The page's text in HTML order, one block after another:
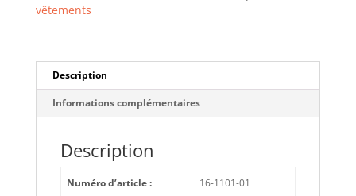
TAILLE
vêtements
Description
Informations complémentaires
Description
Numéro d’article : 16-1101-01